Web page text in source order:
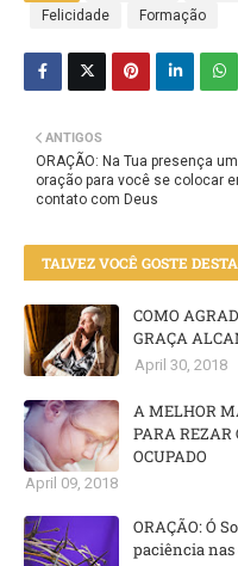
Felicidade
Formação
ANTIGOS
ORAÇÃO: Na Tua presença
oração para você se colocar
contato com Deus
TALVEZ VOCÊ GOSTE
COMO
GRAÇA
April 30, 2018
A MELHOR
PARA REZAR
OCUPADO
April 09, 2018
ORAÇÃO: Ó
paciência